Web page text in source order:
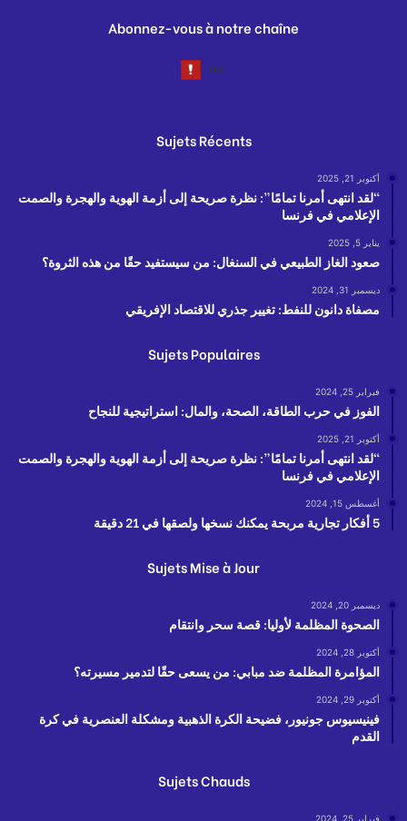
Abonnez-vous à notre chaîne
Sujets Récents
أكتوبر 21, 2025
“لقد انتهى أمرنا تمامًا”: نظرة صريحة إلى أزمة الهوية والهجرة والصمت
الإعلامي في فرنسا
يناير 5, 2025
صعود الغاز الطبيعي في السنغال: من سيستفيد حقًا من هذه الثروة؟
ديسمبر 31, 2024
مصفاة دانون للنفط: تغيير جذري للاقتصاد الإفريقي
Sujets Populaires
فبراير 25, 2024
الفوز في حرب الطاقة، الصحة، والمال: استراتيجية للنجاح
أكتوبر 21, 2025
“لقد انتهى أمرنا تمامًا”: نظرة صريحة إلى أزمة الهوية والهجرة والصمت
الإعلامي في فرنسا
أغسطس 15, 2024
5 أفكار تجارية مربحة يمكنك نسخها ولصقها في 21 دقيقة
Sujets Mise à Jour
ديسمبر 20, 2024
الصحوة المظلمة لأوليا: قصة سحر وانتقام
أكتوبر 28, 2024
المؤامرة المظلمة ضد مبابي: من يسعى حقًا لتدمير مسيرته؟
أكتوبر 29, 2024
فينيسيوس جونيور، فضيحة الكرة الذهبية ومشكلة العنصرية في كرة
القدم
Sujets Chauds
فبراير 25, 2024